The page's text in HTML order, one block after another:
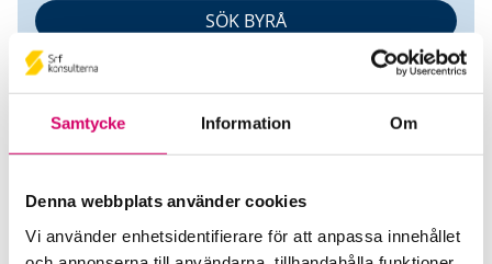
Samtycke Information Om
Denna webbplats använder cookies
Vi använder enhetsidentifierare för att anpassa innehållet
Holma Consulting Scandinavia